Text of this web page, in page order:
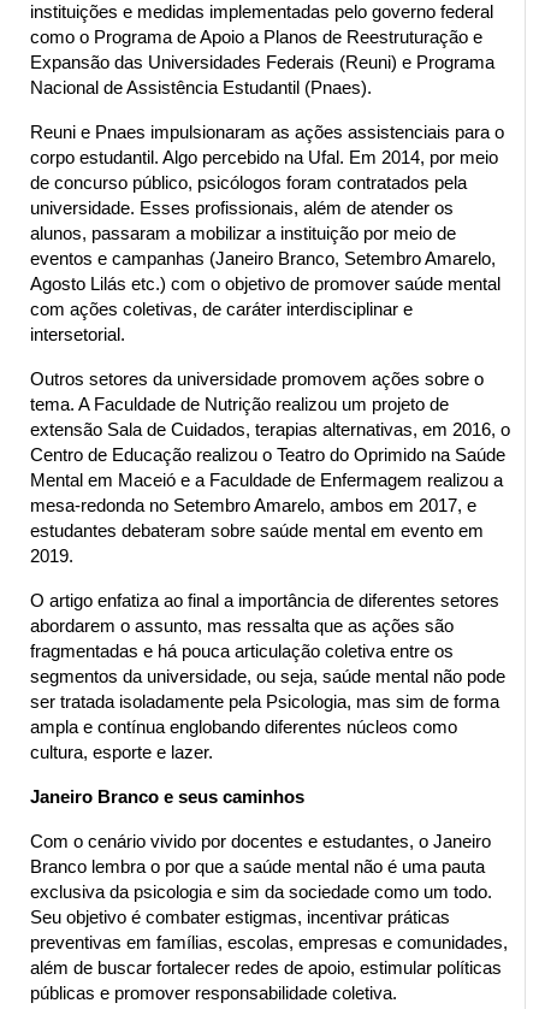
instituições e medidas implementadas pelo governo federal
como o Programa de Apoio a Planos de Reestruturação e
Expansão das Universidades Federais (Reuni) e Programa
Nacional de Assistência Estudantil (Pnaes).
Reuni e Pnaes impulsionaram as ações assistenciais para o
corpo estudantil. Algo percebido na Ufal. Em 2014, por meio
de concurso público, psicólogos foram contratados pela
universidade. Esses profissionais, além de atender os
alunos, passaram a mobilizar a instituição por meio de
eventos e campanhas (Janeiro Branco, Setembro Amarelo,
Agosto Lilás etc.) com o objetivo de promover saúde mental
com ações coletivas, de caráter interdisciplinar e
intersetorial.
Outros setores da universidade promovem ações sobre o
tema. A Faculdade de Nutrição realizou um projeto de
extensão Sala de Cuidados, terapias alternativas, em 2016, o
Centro de Educação realizou o Teatro do Oprimido na Saúde
Mental em Maceió e a Faculdade de Enfermagem realizou a
mesa-redonda no Setembro Amarelo, ambos em 2017, e
estudantes debateram sobre saúde mental em evento em
2019.
O artigo enfatiza ao final a importância de diferentes setores
abordarem o assunto, mas ressalta que as ações são
fragmentadas e há pouca articulação coletiva entre os
segmentos da universidade, ou seja, saúde mental não pode
ser tratada isoladamente pela Psicologia, mas sim de forma
ampla e contínua englobando diferentes núcleos como
cultura, esporte e lazer.
Janeiro Branco e seus caminhos
Com o cenário vivido por docentes e estudantes, o Janeiro
Branco lembra o por que a saúde mental não é uma pauta
exclusiva da psicologia e sim da sociedade como um todo.
Seu objetivo é combater estigmas, incentivar práticas
preventivas em famílias, escolas, empresas e comunidades,
além de buscar fortalecer redes de apoio, estimular políticas
públicas e promover responsabilidade coletiva.